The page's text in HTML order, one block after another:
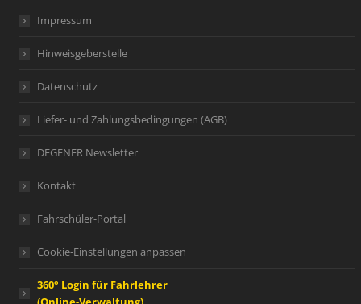
Impressum
Hinweisgeberstelle
Datenschutz
Liefer- und Zahlungsbedingungen (AGB)
DEGENER Newsletter
Kontakt
Fahrschüler-Portal
Cookie-Einstellungen anpassen
360° Login für Fahrlehrer